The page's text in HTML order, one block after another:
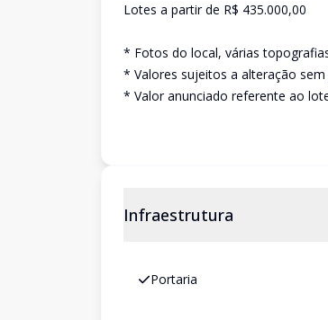
Lotes a partir de R$ 435.000,00
* Fotos do local, várias
* Valores sujeitos a alteração sem
* Valor anunciado referente ao
Infraestrutura
Portaria